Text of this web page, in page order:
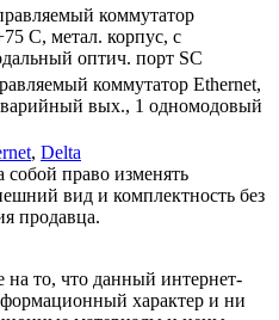
коммутатор
С, метал. корпус, с
оптич. порт SC
коммутатор Ethernet,
вых., 1 одномодовый
, Delta
собой право изменять
вид и комплектность без
продавца.
то, что данный интернет-
характер и ни